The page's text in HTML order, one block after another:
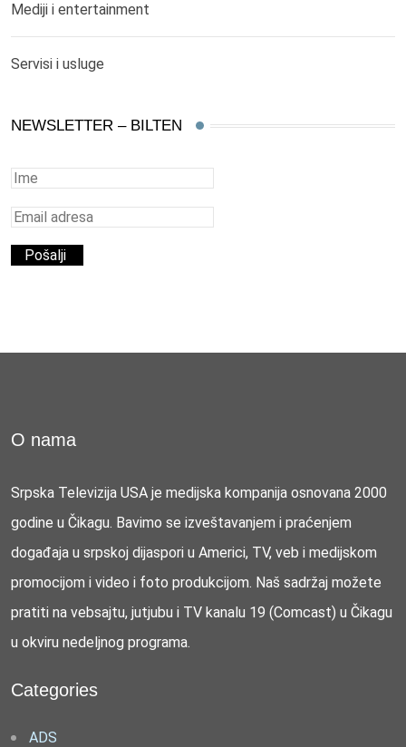
Mediji i entertainment
Servisi i usluge
NEWSLETTER – BILTEN
O nama
Srpska Televizija USA je medijska kompanija osnovana 2000
godine u Čikagu. Bavimo se izveštavanjem i praćenjem
događaja u srpskoj dijaspori u Americi, TV, veb i medijskom
promocijom i video i foto produkcijom. Naš sadržaj možete
pratiti na vebsajtu, jutjubu i TV kanalu 19 (Comcast) u Čikagu
u okviru nedeljnog programa.
Categories
ADS